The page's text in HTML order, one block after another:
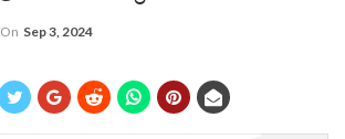
On Sep 3, 2024